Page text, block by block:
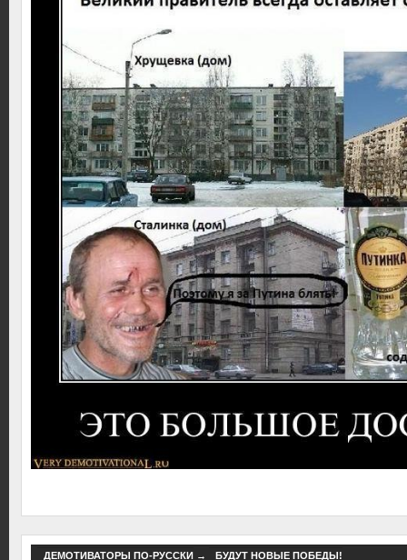
ДЕМОТИВАТОРЫ ПО-РУССКИ→ БУДУТ НОВЫЕ ПОБЕДЫ!